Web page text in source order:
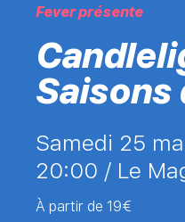
Fever présente
Saisons
samedi 25
20:00 / Le
À partir de 19€